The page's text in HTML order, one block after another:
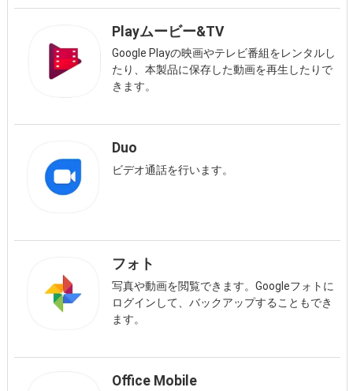
Playムービー&TV
Google Playの映画やテレビ番組をレンタルし
たり、本製品に保存した動画を再生したりで
きます。
Duo
ビデオ通話を行います。
フォト
写真や動画を閲覧できます。Googleフォトに
ログインして、バックアップすることもでき
ます。
Office Mobile